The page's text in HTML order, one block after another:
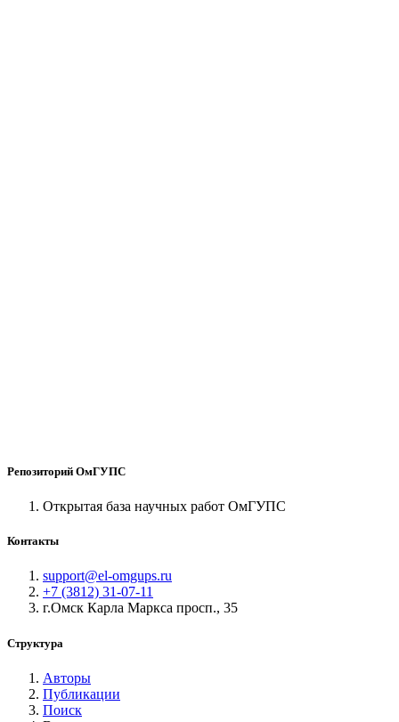
Репозиторий ОмГУПС
Открытая база научных работ ОмГУПС
Контакты
support@el-omgups.ru
+7 (3812) 31-07-11
г.Омск Карла Маркса просп., 35
Структура
Авторы
Публикации
Поиск